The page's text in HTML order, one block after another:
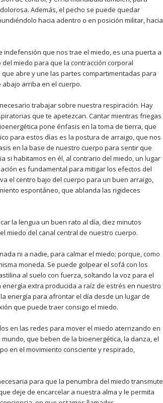
Además, el pecho se puede quedar
hacia adentro o en posición militar, hacia
indefensión que nos trae el miedo, es una puerta a
miedo para que la contracción corporal
abre y une las partes compartimentadas para
arriba en el cuerpo.
trabajar sobre nuestra respiración. Hay
que te apetezcan. Cantar mientras friegas
pone énfasis en la toma de tierra, que
para estos días es la postura de arraigo, que nos
en la base de nuestro cuerpo para sentir que
si habitamos en él, al contrario del miedo, un lugar
es fundamental para mitigar los efectos del
el centro bajo del cuerpo para un buen arraigo,
espontáneo, que ablanda las rigideces
la lengua un buen rato al día, diez minutos
miedo del canal central de nuestro cuerpo.
ni a nadie, para calmar el miedo; porque, como
moneda. Se puede golpear el sofá con los
al suelo con fuerza, soltando la voz para el
extra producida a raíz de estrés en nuestro
energía para afrontar el día desde un lugar de
que puede traer consigo el miedo.
en las redes para mover el miedo aterrizando en
que beben de la bioenergética, la danza, el
en el movimiento consciente y respirado,
para que la penumbra del miedo transmute
deje de encarcelar a nuestra alma y le permita